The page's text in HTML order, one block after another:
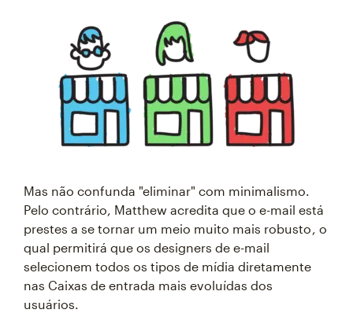
Mas não confunda "eliminar" com minimalismo.
Pelo contrário, Matthew acredita que o e-mail está
prestes a se tornar um meio muito mais robusto , o
qual permitirá que os designers de e-mail
selecionem todos os tipos de mídia diretamente
nas Caixas de entrada mais evoluídas dos
usuários.